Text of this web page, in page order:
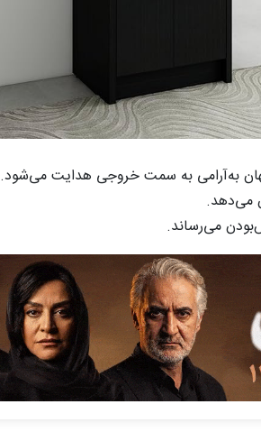
به‌آرامی به سمت خروجی هدایت می‌شود.
می‌دهد.
می‌رساند.